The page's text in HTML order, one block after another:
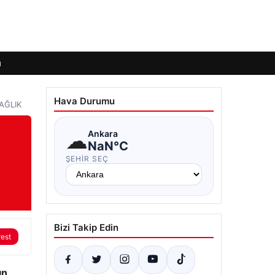
Hava Durumu
☁Ankara
NaN°C
ŞEHIR SEÇ
Bizi Takip Edin